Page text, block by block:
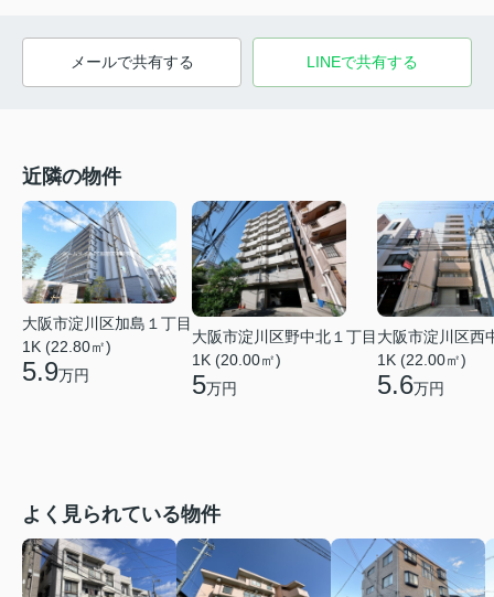
メールで共有する LINEで共有する
近隣の物件
大阪市淀川区加島１丁目
1K (22.80㎡)
5.9万円
大阪市淀川区野中北１丁目
1K (20.00㎡)
5万円
大阪市淀川区西
1K (22.00㎡)
5.6万円
よく見られている物件